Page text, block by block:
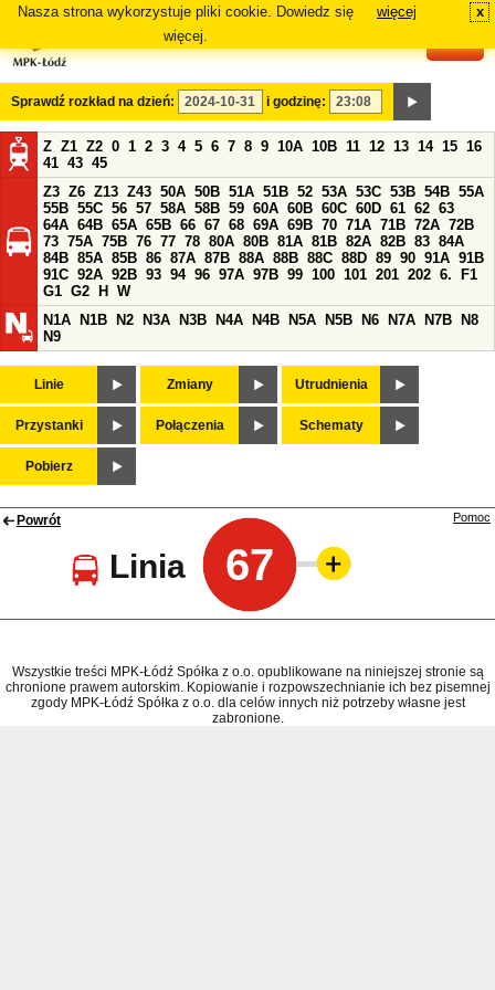
Nasza strona wykorzystuje pliki cookie. Dowiedz się
więcej.
więcej x
Sprawdź rozkład na dzień: i godzinę:
Z Z1 Z2 0 1 2 3 4 5 6 7 8 9 10A 10B 11 12 13 14 15 16
41 43 45
Z3 Z6 Z13 Z43 50A 50B 51A 51B 52 53A 53C 53B 54B 55A
55B 55C 56 57 58A 58B 59 60A 60B 60C 60D 61 62 63
64A 64B 65A 65B 66 67 68 69A 69B 70 71A 71B 72A 72B
73 75A 75B 76 77 78 80A 80B 81A 81B 82A 82B 83 84A
84B 85A 85B 86 87A 87B 88A 88B 88C 88D 89 90 91A 91B
91C 92A 92B 93 94 96 97A 97B 99 100 101 201 202 6.
F1
G1 G2 H
W
N1A
N1B N2 N3A N3B N4A N4B N5A N5B N6 N7A N7B
N8
N9
Linie Zmiany Utrudnienia
Przystanki Połączenia Schematy
Pobierz
Powrót
Linia 67
Pomoc
Wszystkie treści MPK-Łódź Spółka z o.o. opublikowane na niniejszej stronie są
chronione prawem autorskim. Kopiowanie i rozpowszechnianie ich bez pisemnej
zgody MPK-Łódź Spółka z o.o. dla celów innych niż potrzeby własne jest
zabronione.